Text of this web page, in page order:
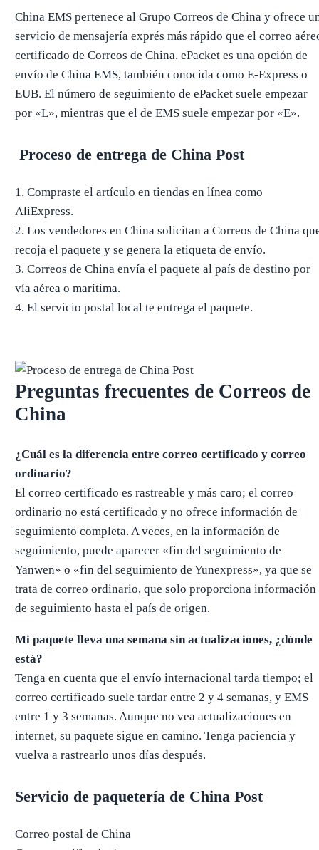
China EMS pertenece al Grupo Correos de China y ofrece
servicio de mensajería exprés más rápido que el correo
certificado de Correos de China. ePacket es una opción de
envío de China EMS, también conocida como E-Express o
EUB. El número de seguimiento de ePacket suele empezar
por «L», mientras que el de EMS suele empezar por «E».
Proceso de entrega de China Post
1. Compraste el artículo en tiendas en línea como
AliExpress.
2. Los vendedores en China solicitan a Correos de China
recoja el paquete y se genera la etiqueta de envío.
3. Correos de China envía el paquete al país de destino por
vía aérea o marítima.
4. El servicio postal local te entrega el paquete.
Preguntas frecuentes de Correos de
China
¿Cuál es la diferencia entre correo certificado y correo
ordinario?
El correo certificado es rastreable y más caro; el correo
ordinario no está certificado y no ofrece información de
seguimiento completa. A veces, en la información de
seguimiento, puede aparecer «fin del seguimiento de
Yanwen» o «fin del seguimiento de Yunexpress», ya que se
trata de correo ordinario, que solo proporciona información
de seguimiento hasta el país de origen.
Mi paquete lleva una semana sin actualizaciones, ¿dónde
está?
Tenga en cuenta que el envío internacional tarda tiempo; el
correo certificado suele tardar entre 2 y 4 semanas, y EMS
entre 1 y 3 semanas. Aunque no vea actualizaciones en
internet, su paquete sigue en camino. Tenga paciencia y
vuelva a rastrearlo unos días después.
Servicio de paquetería de China Post
Correo postal de China